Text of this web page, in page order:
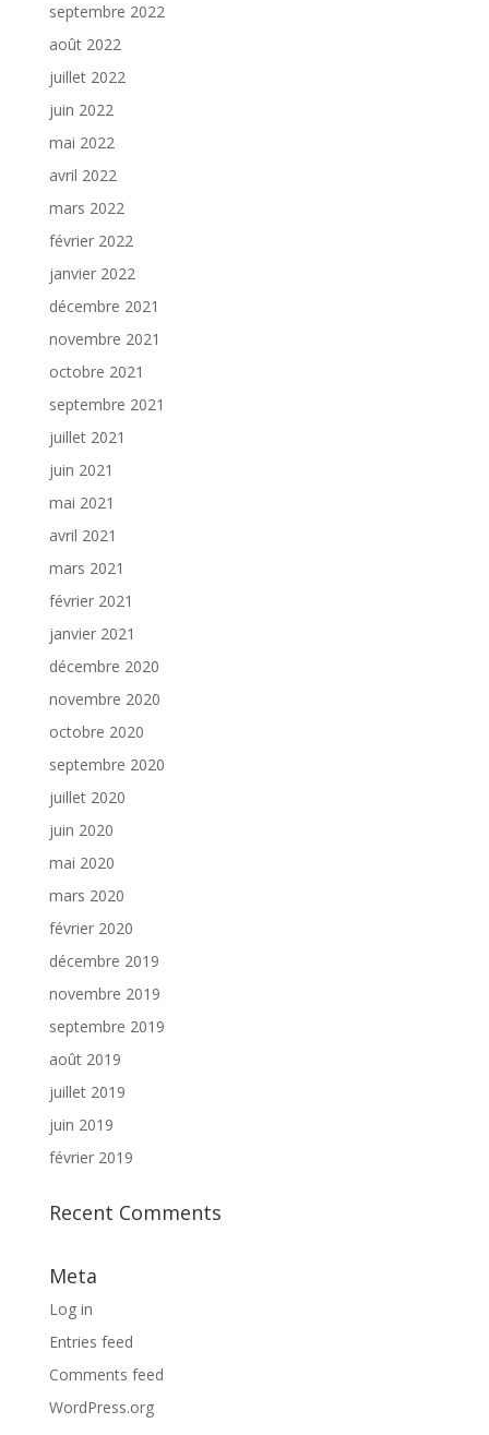
septembre 2022
août 2022
juillet 2022
juin 2022
mai 2022
avril 2022
mars 2022
février 2022
janvier 2022
décembre 2021
novembre 2021
octobre 2021
septembre 2021
juillet 2021
juin 2021
mai 2021
avril 2021
mars 2021
février 2021
janvier 2021
décembre 2020
novembre 2020
octobre 2020
septembre 2020
juillet 2020
juin 2020
mai 2020
mars 2020
février 2020
décembre 2019
novembre 2019
septembre 2019
août 2019
juillet 2019
juin 2019
février 2019
Recent Comments
Meta
Log in
Entries feed
Comments feed
WordPress.org